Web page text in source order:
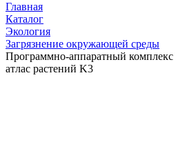
Главная
Каталог
Экология
Загрязнение окружающей среды
Программно-аппаратный
атлас растений K3